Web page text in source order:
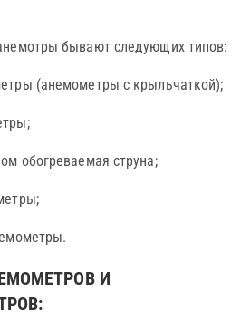
бывают следующих типов:
(анемометры с крыльчаткой);
обогреваемая струна;
И